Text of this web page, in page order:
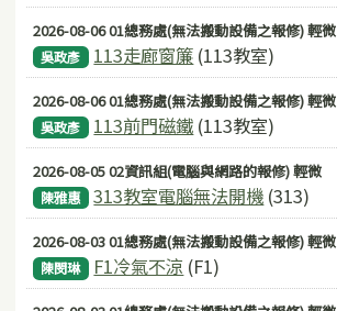
2026-08-06 01總務處(無法搬動設備之報修) 輕微
吳政彥 113走廊窗簾 (113教室)
2026-08-06 01總務處(無法搬動設備之報修) 輕微
吳政彥 113前門磁鐵 (113教室)
2026-08-05 02資訊組(電腦與網路的報修) 輕微
陳雅惠 313教室電腦無法開機 (313)
2026-08-03 01總務處(無法搬動設備之報修) 輕微
陳閔琳 F1冷氣不涼 (F1)